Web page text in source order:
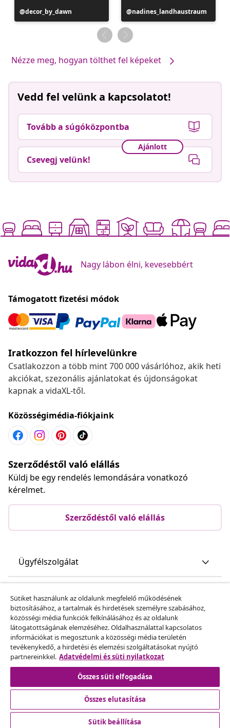
Bejegyzés
közzétevője
decor_by_dawn
Bejegyzés
közzétevője
nadines_landhaustraum
Nézze meg, hogyan tölthet fel képeket
Vedd fel velünk a kapcsolatot!
Tovább a súgóközpontba
Ajánlott
Csevegj velünk!
Nagy lábon élni, kevesebbért
Támogatott fizetési módok
Iratkozzon fel hírlevelünkre
Csatlakozzon a több mint 700 000 vásárlóhoz, akik heti
akciókat, szezonális ajánlatokat és újdonságokat
kapnak a vidaXL-től.
Közösségimédia-fiókjaink
Szerződéstől való elállás
Küldj be egy rendelés lemondására vonatkozó
kérelmet.
Szerződéstől való elállás
Ügyfélszolgálat
vidaXL
Fedezz fel többet
Sütiket használunk az oldalunk megfelelő működésének
biztosításához, a tartalmak és hirdetések személyre szabásához,
közösségi média funkciók felkínálásához és az oldalunk
látogatottságának elemzéséhez. Oldalhasználattal kapcsolatos
információkat is megosztunk a közösségi média területén
tevékenykedő, a hirdetési és elemzési szolgáltatásokat nyújtó
partnereinkkel. Adatvédelmi és süti nyilatkozat
Összes süti elfogadása
Összes elutasítása
Sütik beállítása